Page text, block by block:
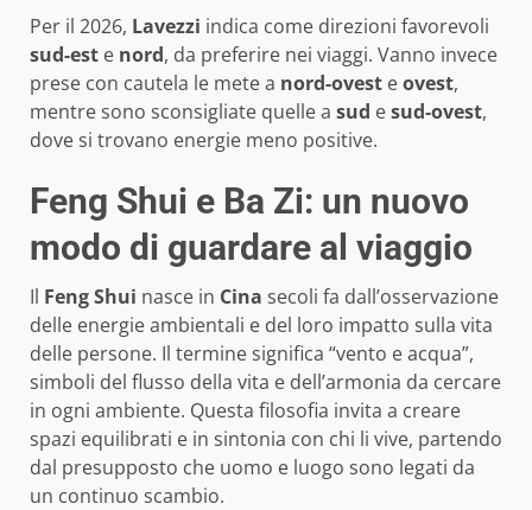
Per il 2026, Lavezzi indica come direzioni favorevoli
sud-est e nord, da preferire nei viaggi. Vanno invece
prese con cautela le mete a nord-ovest eovest,
mentre sono sconsigliate quelle a sud esud-ovest,
dove si trovano energie meno positive.
Feng Shui e Ba Zi: un nuovo
modo di guardare al viaggio
Il Feng Shui nasce in Cina secoli fa dall’osservazione
delle energie ambientali e del loro impatto sulla vita
delle persone. Il termine significa “vento e acqua”,
simboli del flusso della vita e dell’armonia da cercare
in ogni ambiente. Questa filosofia invita a creare
spazi equilibrati e in sintonia con chi li vive, partendo
dal presupposto che uomo e luogo sono legati da
un continuo scambio.